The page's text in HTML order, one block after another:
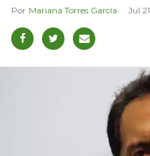
Mariana Torres García Jul